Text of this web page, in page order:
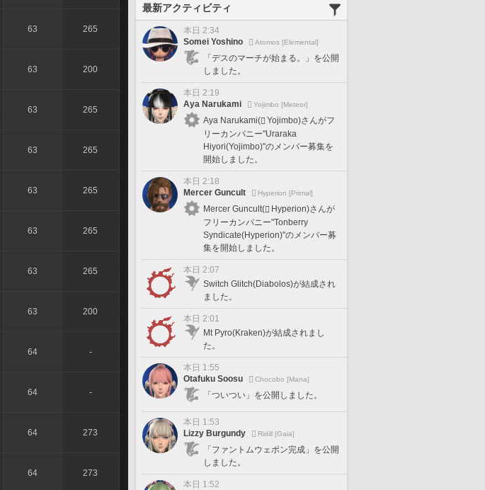
63 265
63 200
63 265
63 265
63 265
63 265
63 265
63 200
64 -
64 -
64 273
64 273
最新アクティビティ
本日 2:34
Somei Yoshino
Atomos [Elemental]
「デスのマーチが始まる。」を公開
しました。
本日 2:19
Aya Narukami
Yojimbo [Meteor]
Aya Narukami(
Yojimbo)さんがフ
リーカンパニー"Uraraka
Hiyori(Yojimbo)"のメンバー募集を
開始しました。
本日 2:18
Mercer Guncult
Hyperion [Primal]
Mercer Guncult(
Hyperion)さんが
フリーカンパニー"Tonberry
Syndicate(Hyperion)"のメンバー募
集を開始しました。
本日 2:07
Switch Glitch(Diabolos)が結成され
ました。
本日 2:01
Mt Pyro(Kraken)が結成されまし
た。
本日 1:55
Otafuku Soosu
Chocobo [Mana]
「ついつい」を公開しました。
本日 1:53
Lizzy Burgundy
Ridill [Gaia]
「ファントムウェポン完成」を公開
しました。
本日 1:52